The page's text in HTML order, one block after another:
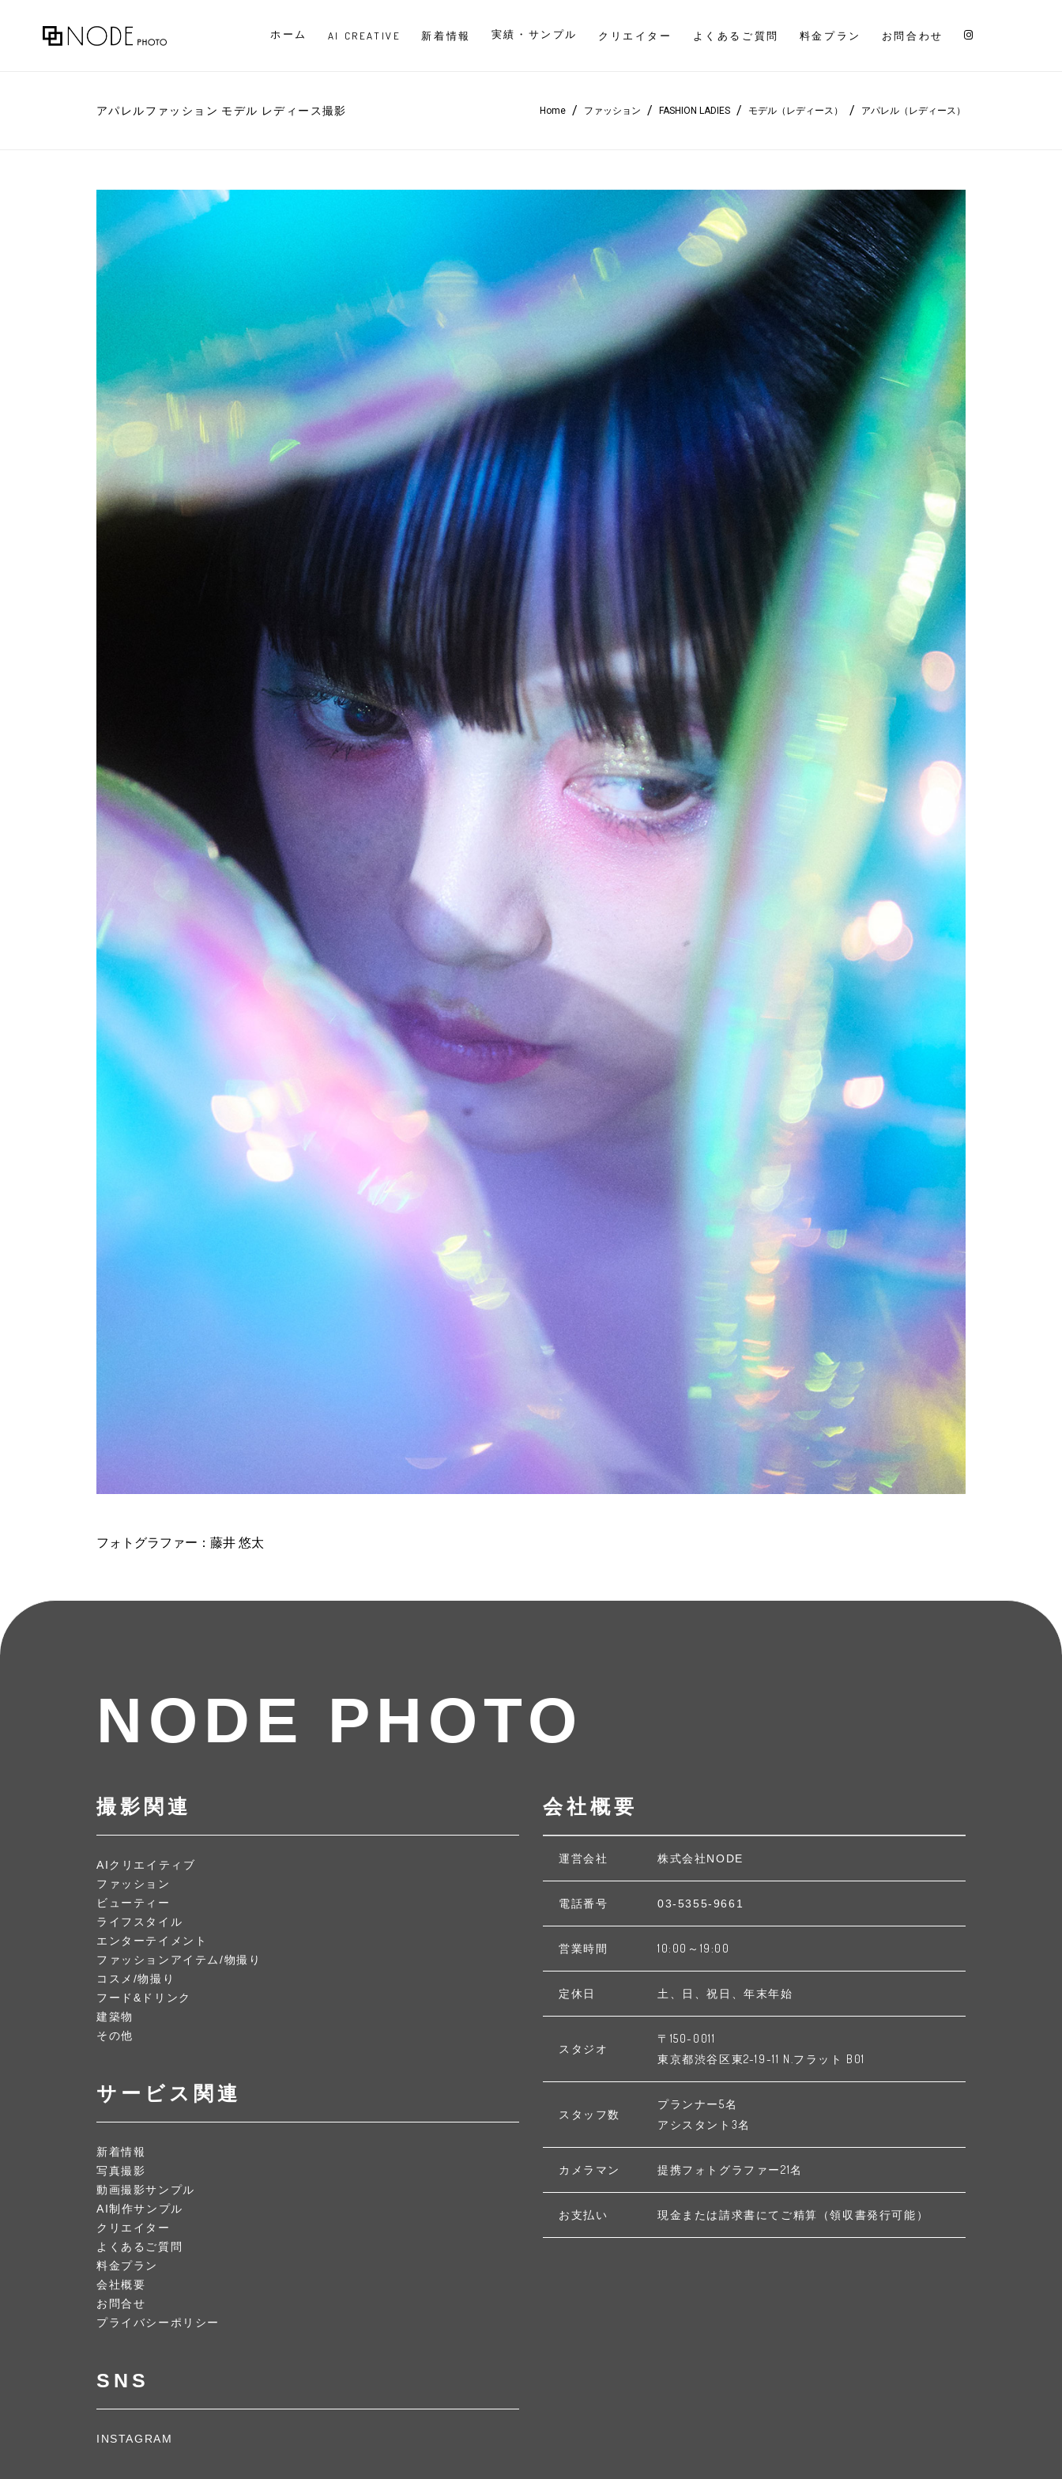
ホーム AI CREATIVE 新着情報 実績・サンプル クリエイター よくあるご質問 料金プラン お問合わせ
アパレルファッション モデル レディース撮影 Home / ファッション / FASHION LADIES / モデル（レディース） / アパレル（レディース）
フォトグラファー：藤井 悠太
NODE PHOTO
撮影関連
AIクリエイティブ
ファッション
ビューティー
ライフスタイル
エンターテイメント
ファッションアイテム/物撮り
コスメ/物撮り
フード&ドリンク
建築物
その他
サービス関連
新着情報
写真撮影
動画撮影サンプル
AI制作サンプル
クリエイター
よくあるご質問
料金プラン
会社概要
お問合せ
プライバシーポリシー
SNS
INSTAGRAM
会社概要
運営会社 株式会社NODE
電話番号 03-5355-9661
営業時間 10:00～19:00
定休日 土、日、祝日、年末年始
スタジオ
〒150-0011
東京都渋谷区東2-19-11 N.フラット B01
スタッフ数
プランナー5名
アシスタント3名
カメラマン 提携フォトグラファー21名
お支払い 現金または請求書にてご精算（領収書発行可能）